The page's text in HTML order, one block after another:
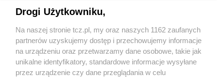
Drogi Użytkowniku,
Na naszej stronie tcz.pl, my oraz naszych 1162 zaufanych
partnerów uzyskujemy dostęp i przechowujemy informacje
na urządzeniu oraz przetwarzamy dane osobowe, takie jak
unikalne identyfikatory, standardowe informacje wysyłane
przez urządzenie czy dane przeglądania w celu